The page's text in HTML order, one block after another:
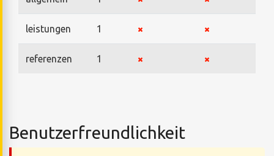
leistungen 1
referenzen 1
Benutzerfreundlichkeit